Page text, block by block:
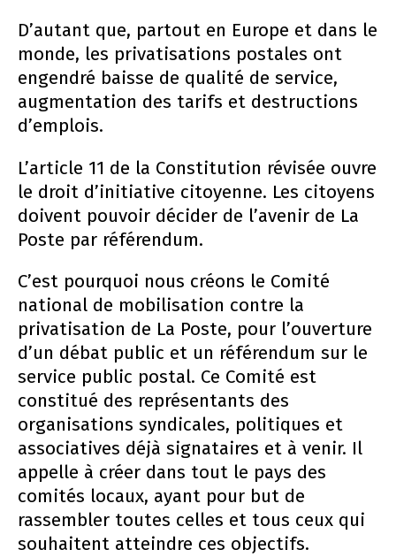
D’autant que, partout en Europe et dans le
monde, les privatisations postales ont
engendré baisse de qualité de service,
augmentation des tarifs et destructions
d’emplois.
L’article 11 de la Constitution révisée ouvre
le droit d’initiative citoyenne. Les citoyens
doivent pouvoir décider de l’avenir de La
Poste par référendum.
C’est pourquoi nous créons le Comité
national de mobilisation contre la
privatisation de La Poste, pour l’ouverture
d’un débat public et un référendum sur le
service public postal. Ce Comité est
constitué des représentants des
organisations syndicales, politiques et
associatives déjà signataires et à venir. Il
appelle à créer dans tout le pays des
comités locaux, ayant pour but de
rassembler toutes celles et tous ceux qui
souhaitent atteindre ces objectifs.